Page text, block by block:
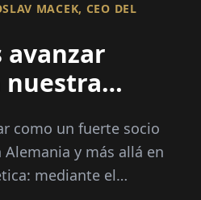
MACEK, CEO DEL
avanzar
nuestra
como un fuerte socio
y más allá en
mediante el